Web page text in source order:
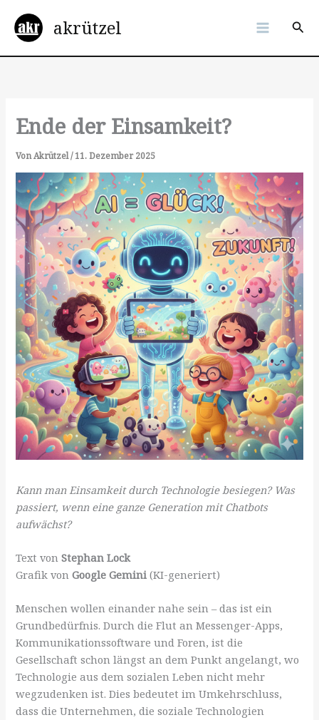
Inhalt
springen
akrützel
Ende der Einsamkeit?
VonAkrützel/11. Dezember 2025
Kann man Einsamkeit durch Technologie besiegen? Was
passiert, wenn eine ganze Generation mit Chatbots
aufwächst?
Text vonStephan Lock
Grafik vonGoogle Gemini (KI-generiert)
Menschen wollen einander nahe sein – das ist ein
Grundbedürfnis. Durch die Flut an Messenger-Apps,
Kommunikationssoftware und Foren, ist die
Gesellschaft schon längst an dem Punkt angelangt, wo
Technologie aus dem sozialen Leben nicht mehr
wegzudenken ist. Dies bedeutet im Umkehrschluss,
dass die Unternehmen, die soziale Technologien